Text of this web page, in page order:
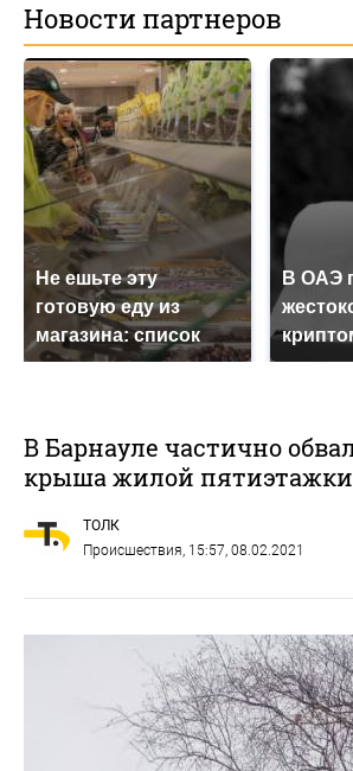
Новости партнеров
Не ешьте эту
готовую еду из
магазина: список
В ОАЭ
В Барнауле частично
крыша жилой пятиэтажки
ТОЛК
Происшествия, 15:57, 08.02.2021